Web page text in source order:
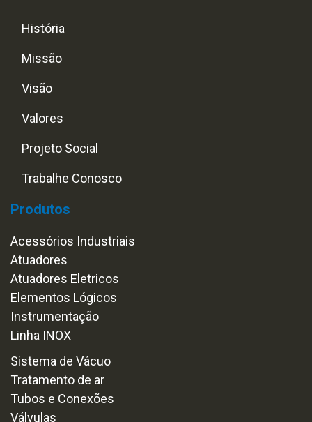
História
Missão
Visão
Valores
Projeto Social
Trabalhe Conosco
Produtos
Acessórios Industriais
Atuadores
Atuadores Eletricos
Elementos Lógicos
Instrumentação
Linha INOX
Sistema de Vácuo
Tratamento de ar
Tubos e Conexões
Válvulas